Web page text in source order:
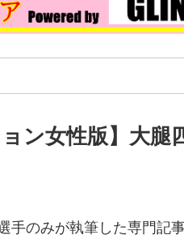
ン女性版】大腿
のみが執筆した専門記事